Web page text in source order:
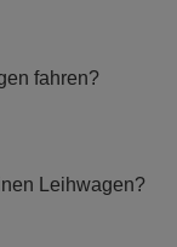
fahren?
Leihwagen?